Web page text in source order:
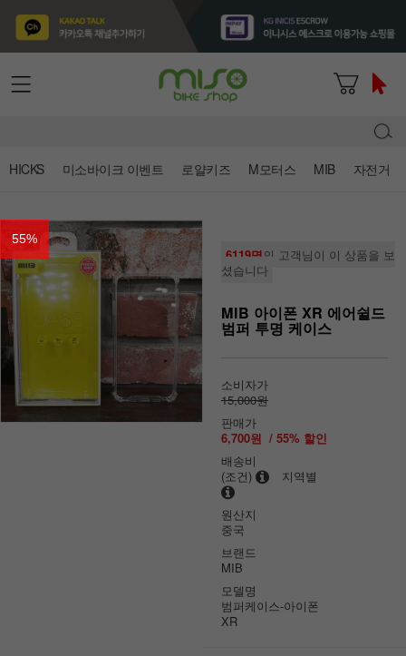
HICKS 미소바이크 이벤트 로얄키즈 M모터스 MIB 자전거
55%
6119명의 고객님이 이 상품을 보
셨습니다
MIB 아이폰 XR 에어쉴드
범퍼 투명 케이스
소비자가
15,000원
판매가
6,700원 / 55% 할인
배송비
(조건)
지역별
원산지
중국
브랜드
MIB
모델명
범퍼케이스-아이폰
XR